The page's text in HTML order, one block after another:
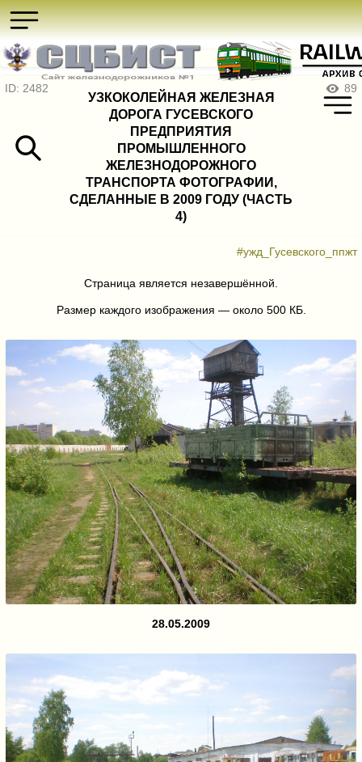
ID: 2482
УЗКОКОЛЕЙНАЯ ЖЕЛЕЗНАЯ
ДОРОГА ГУСЕВСКОГО
ПРЕДПРИЯТИЯ
ПРОМЫШЛЕННОГО
ЖЕЛЕЗНОДОРОЖНОГО
ТРАНСПОРТА ФОТОГРАФИИ,
СДЕЛАННЫЕ В 2009 ГОДУ (ЧАСТЬ
4)
89
#ужд_Гусевского_ппжт
Страница является незавершённой.
Размер каждого изображения — около 500 КБ.
28.05.2009